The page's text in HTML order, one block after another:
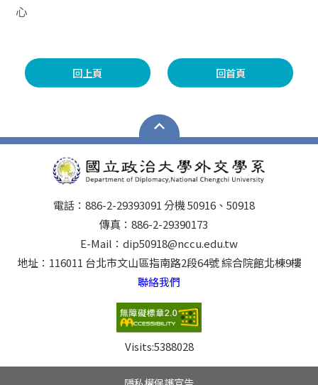
心
回上頁 回首頁
電話：886-2-29393091 分機 50916、50918
傳真：886-2-29390173
E-Mail：dip50918@nccu.edu.tw
地址：116011 台北市文山區指南路2段64號 綜合院館北棟9樓
聯絡我們
Visits:5388028